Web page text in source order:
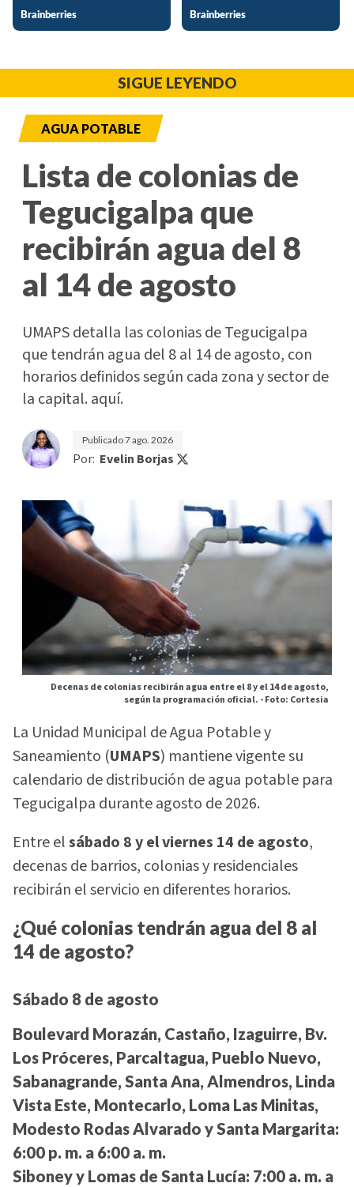
SIGUE LEYENDO
AGUA POTABLE
Lista de colonias de
Tegucigalpa que
recibirán agua del 8
al 14 de agosto
UMAPS detalla las colonias de Tegucigalpa
que tendrán agua del 8 al 14 de agosto, con
horarios definidos según cada zona y sector de
la capital. aquí.
Publicado7 ago. 2026
Por: Evelin Borjas
Decenas de colonias recibirán agua entre el 8 y el 14 de agosto,
según la programación oficial. -Foto: Cortesia
La Unidad Municipal de Agua Potable y
Saneamiento (UMAPS) mantiene vigente su
calendario de distribución de agua potable para
Tegucigalpa durante agosto de 2026.
Entre elsábado 8 y el viernes 14 de agosto,
decenas de barrios, colonias y residenciales
recibirán el servicio en diferentes horarios.
¿Qué colonias tendrán agua del 8 al
14 de agosto?
Sábado 8 de agosto
Boulevard Morazán, Castaño, Izaguirre, Bv.
Los Próceres, Parcaltagua, Pueblo Nuevo,
Sabanagrande, Santa Ana, Almendros, Linda
Vista Este, Montecarlo, Loma Las Minitas,
Modesto Rodas Alvarado y Santa Margarita:
6:00 p. m. a 6:00 a. m.
Siboney y Lomas de Santa Lucía: 7:00 a. m. a